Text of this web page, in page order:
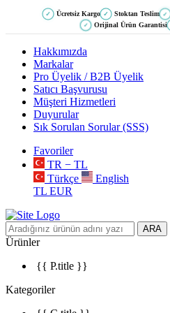
✓ Ücretsiz Kargo ✓ Stoktan Teslim ✓
✓ Orijinal Ürün Garantisi
Hakkımızda
Markalar
Pro Üyelik / B2B Üyelik
Satıcı Başvurusu
Müşteri Hizmetleri
Duyurular
Sık Sorulan Sorular (SSS)
Favoriler
TR − TL
Türkçe
English
TL EUR
ARA
Ürünler
{{ P.title }}
Kategoriler